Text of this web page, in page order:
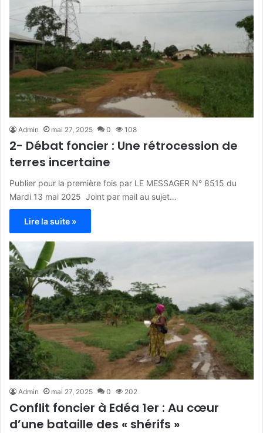
Admin mai 27, 2025 0 108
2- Débat foncier : Une rétrocession de
terres incertaine
Publier pour la première fois par LE MESSAGER N° 8515 du
Mardi 13 mai 2025 Joint par mail au sujet…
Lire la suite »
Admin mai 27, 2025 0 202
Conflit foncier à Edéa 1er : Au cœur
d’une bataille des « shérifs »